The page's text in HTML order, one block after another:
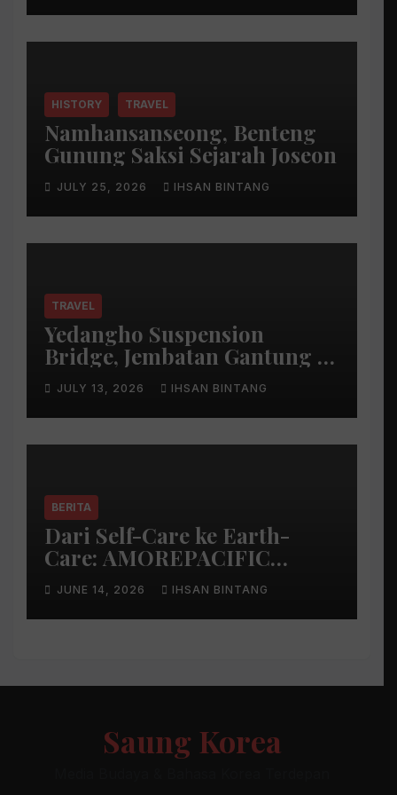
HISTORY TRAVEL
Namhansanseong, Benteng
Gunung Saksi Sejarah Joseon
JULY 25, 2026 IHSAN BINTANG
TRAVEL
Yedangho Suspension
Bridge, Jembatan Gantung di
Atas Danau
JULY 13, 2026 IHSAN BINTANG
BERITA
Dari Self-Care ke Earth-
Care: AMOREPACIFIC
Indonesia Ciptakan Gerakan
Keberlanjutan Baru di Bali
JUNE 14, 2026 IHSAN BINTANG
Saung Korea